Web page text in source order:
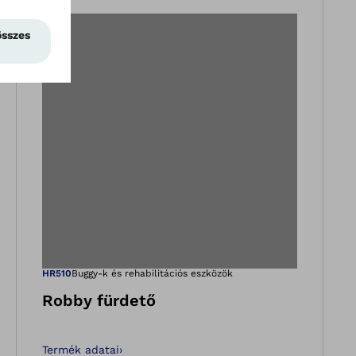
a Galéria
Megnyitja a
HR510Buggy-k és rehabilitációs eszközök
Robby fürdető
Termék adatai›